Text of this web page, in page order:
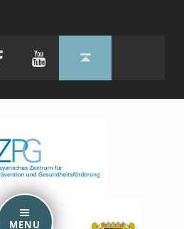
MENU
FacebookYouTubeBack to top ↑